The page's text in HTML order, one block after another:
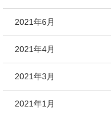
2021年6月
2021年4月
2021年3月
2021年1月